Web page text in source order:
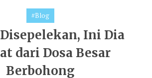
#Blog
Ini Dia
dari Dosa Besar
Berbohong